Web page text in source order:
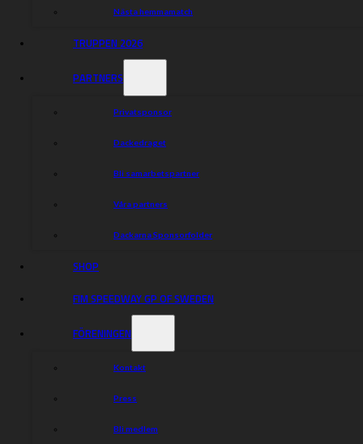
Nästa hemmamatch
TRUPPEN 2026
PARTNERS
Privatsponsor
Dackedraget
Bli samarbetspartner
Våra partners
Dackarna Sponsorfolder
SHOP
FIM SPEEDWAY GP OF SWEDEN
FÖRENINGEN
Kontakt
Press
Bli medlem